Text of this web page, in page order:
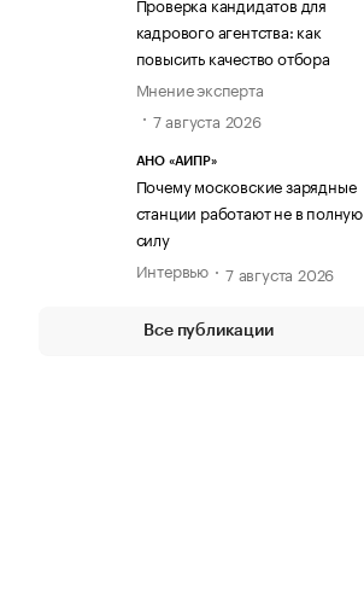
кадрового агентства: как
повысить качество отбора
Мнение эксперта
7 августа 2026
АНО «АИПР»
Почему московские зарядные
станции работают не в полную
силу
Интервью
7 августа 2026
Все публикации